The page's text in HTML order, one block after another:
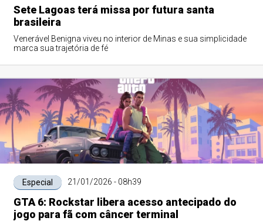
Sete Lagoas terá missa por futura santa
brasileira
Venerável Benigna viveu no interior de Minas e sua simplicidade
marca sua trajetória de fé
Especial 21/01/2026 - 08h39
GTA 6: Rockstar libera acesso antecipado do
jogo para fã com câncer terminal